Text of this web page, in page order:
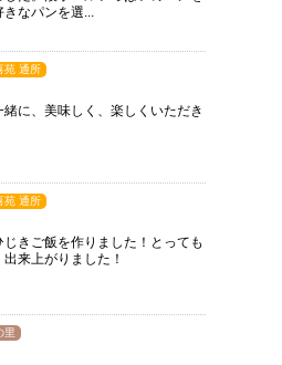
きなパンを選...
苑 通所
緒に、美味しく、楽しくいただき
苑 通所
じきご飯を作りました！とっても
来上がりました！
里